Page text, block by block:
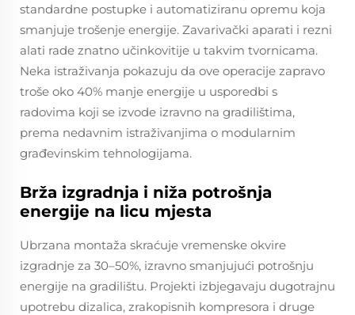
standardne postupke i automatiziranu opremu koja
smanjuje trošenje energije. Zavarivački aparati i rezni
alati rade znatno učinkovitije u takvim tvornicama.
Neka istraživanja pokazuju da ove operacije zapravo
troše oko 40% manje energije u usporedbi s
radovima koji se izvode izravno na gradilištima,
prema nedavnim istraživanjima o modularnim
građevinskim tehnologijama.
Brža izgradnja i niža potrošnja
energije na licu mjesta
Ubrzana montaža skraćuje vremenske okvire
izgradnje za 30–50%, izravno smanjujući potrošnju
energije na gradilištu. Projekti izbjegavaju dugotrajnu
upotrebu dizalica, zrakopisnih kompresora i druge